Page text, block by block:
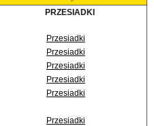
PRZESIADKI
Przesiadki
Przesiadki
Przesiadki
Przesiadki
Przesiadki
Przesiadki